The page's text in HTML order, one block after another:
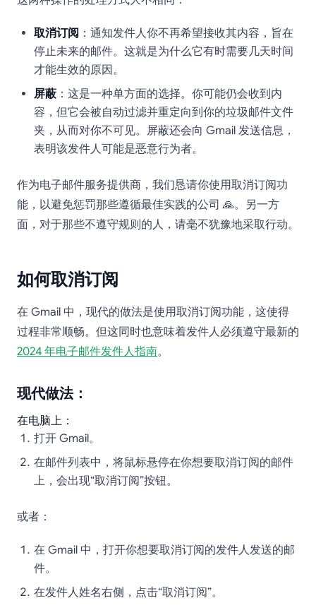
取消订阅 ：通知发件人你不再希望接收其内容，旨在
停止未来的邮件。这就是为什么它有时需要几天时间
才能生效的原因。
屏蔽 ：这是一种单方面的选择。你可能仍会收到内
容，但它会被自动过滤并重定向到你的垃圾邮件文件
夹，从而对你不可见。屏蔽还会向 Gmail 发送信息，
表明该发件人可能是恶意行为者。
作为电子邮件服务提供商，我们恳请你使用取消订阅功
能，以避免惩罚那些遵循最佳实践的公司 🙏。另一方
面，对于那些不遵守规则的人，请毫不犹豫地采取行动。
如何取消订阅
在 Gmail 中，现代的做法是使用取消订阅功能，这使得
过程非常顺畅。但这同时也意味着发件人必须遵守最新的
2024 年电子邮件发件人指南。
现代做法：
在电脑上：
打开 Gmail。
在邮件列表中，将鼠标悬停在你想要取消订阅的邮件
上，会出现“取消订阅”按钮。
或者：
在 Gmail 中，打开你想要取消订阅的发件人发送的邮
件。
在发件人姓名右侧，点击“取消订阅”。